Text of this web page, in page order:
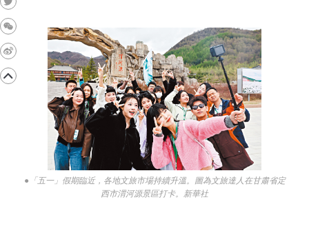
●「五一」假期臨近，各地文旅市場持續升溫。圖為文旅達人在甘肅省定
西市渭河源景區打卡。新華社